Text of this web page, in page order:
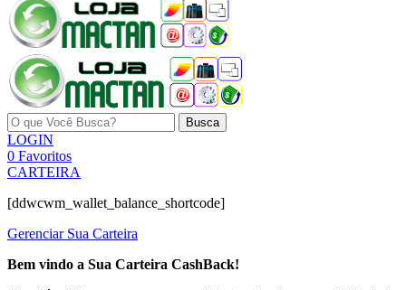
Busca
LOGIN
0 Favoritos
CARTEIRA
[ddwcwm_wallet_balance_shortcode]
Gerenciar Sua Carteira
Bem vindo a Sua Carteira CashBack!